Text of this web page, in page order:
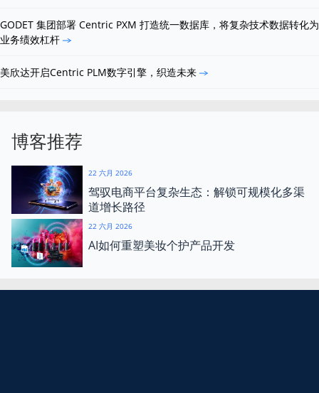
GODET 集团部署 Centric PXM 打造统一数据库，将复杂技术数据转化为
业务绩效杠杆
美欣达开启Centric PLM数字引擎，织造未来
博客推荐
22 六月 2026
驾驭电商平台复杂生态：解锁可规模化多渠
道增长路径
22 六月 2026
AI如何重塑美妆个护产品开发